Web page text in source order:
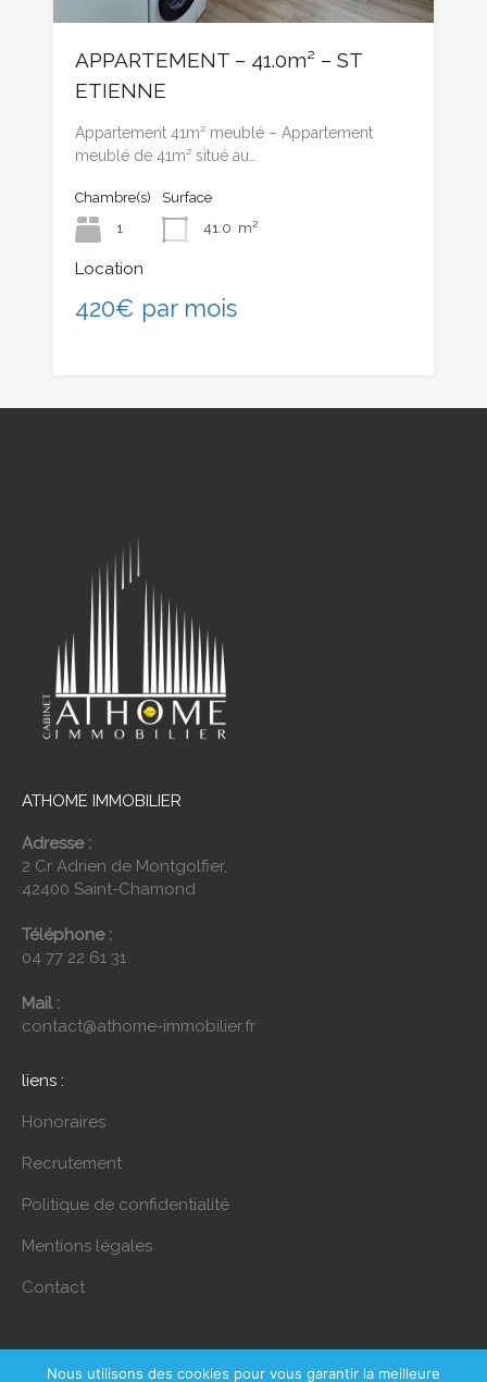
APPARTEMENT – 41.0m² – ST
ETIENNE
Appartement 41m² meublé – Appartement
meublé de 41m² situé au…
Chambre(s)
1
Surface
41.0 m²
Location
420€ par mois
ATHOME IMMOBILIER
Adresse :
2 Cr Adrien de Montgolfier,
42400 Saint-Chamond
Téléphone :
04 77 22 61 31
Mail :
contact@athome-immobilier.fr
liens :
Honoraires
Recrutement
Politique de confidentialité
Mentions légales
Contact
Nous utilisons des cookies pour vous garantir la meilleure